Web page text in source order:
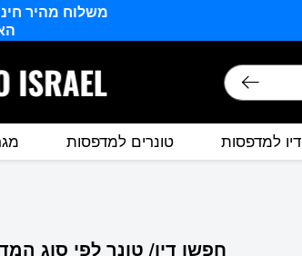
משלוח מהיר
דיו למדפסות טונרים למדפסות
חפשו דיו/ טונר לפי סוג